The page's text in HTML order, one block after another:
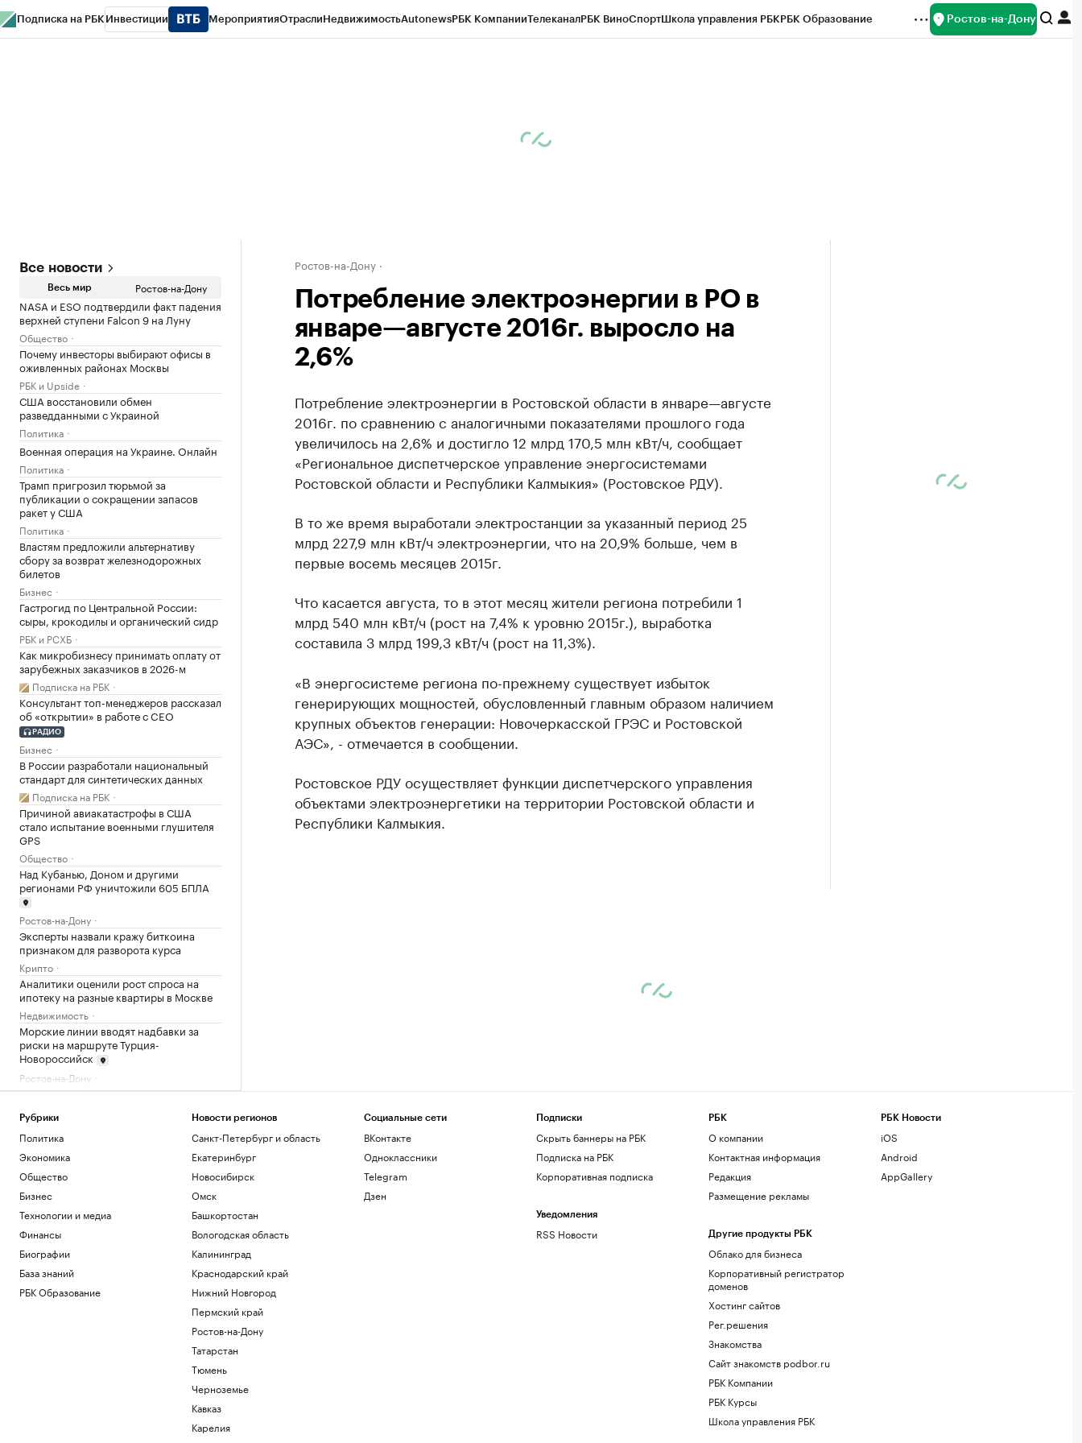
Подписка на РБК Инвестиции МероприятияОтраслиНедвижимостьAutonewsРБК КомпанииТелеканалРБК ВиноСпортШкола управления РБКРБК Образование Ростов-на-Дону
Все новости
Весь мир Ростов-на-Дону
NASA и ESO подтвердили факт падения
верхней ступени Falcon 9 на Луну
Общество
Почему инвесторы выбирают офисы в
оживленных районах Москвы
РБК и Upside
США восстановили обмен
разведданными с Украиной
Политика
Военная операция на Украине. Онлайн
Политика
Трамп пригрозил тюрьмой за
публикации о сокращении запасов
ракет у США
Политика
Властям предложили альтернативу
сбору за возврат железнодорожных
билетов
Бизнес
Гастрогид по Центральной России:
сыры, крокодилы и органический сидр
РБК и РСХБ
Как микробизнесу принимать оплату от
зарубежных заказчиков в 2026-м
Подписка на РБК
Консультант топ-менеджеров рассказал
об «открытии» в работе с CEO
РАДИО
Бизнес
В России разработали национальный
стандарт для синтетических данных
Подписка на РБК
Причиной авиакатастрофы в США
стало испытание военными глушителя
GPS
Общество
Над Кубанью, Доном и другими
регионами РФ уничтожили 605 БПЛА
Ростов-на-Дону
Эксперты назвали кражу биткоина
признаком для разворота курса
Крипто
Аналитики оценили рост спроса на
ипотеку на разные квартиры в Москве
Недвижимость
Морские линии вводят надбавки за
риски на маршруте Турция-
Новороссийск
Ростов-на-Дону
Синоптик пообещал москвичам жару и
Общество
Что известно об атаках БПЛА на
регионы России. Главное к 6 августа
Политика
Эксперты объяснили, как россияне
меняют отношение к обучению в вузах
США
РАДИО
Общество
Силы ПВО за ночь сбили 605
украинских беспилотников над
регионами России
Политика
В Тверской области обломки дрона
повредили фасад объекта Wildberries
Ростов-на-Дону
Потребление электроэнергии в РО в
январе—августе 2016г. выросло на
2,6%
Потребление электроэнергии в Ростовской области в январе—августе
2016г. по сравнению с аналогичными показателями прошлого года
увеличилось на 2,6% и достигло 12 млрд 170,5 млн кВт/ч, сообщает
«Региональное диспетчерское управление энергосистемами
Ростовской области и Республики Калмыкия» (Ростовское РДУ).
В то же время выработали электростанции за указанный период 25
млрд 227,9 млн кВт/ч электроэнергии, что на 20,9% больше, чем в
первые восемь месяцев 2015г.
Что касается августа, то в этот месяц жители региона потребили 1
млрд 540 млн кВт/ч (рост на 7,4% к уровню 2015г.), выработка
составила 3 млрд 199,3 кВт/ч (рост на 11,3%).
«В энергосистеме региона по-прежнему существует избыток
генерирующих мощностей, обусловленный главным образом наличием
крупных объектов генерации: Новочеркасской ГРЭС и Ростовской
АЭС», - отмечается в сообщении.
Ростовское РДУ осуществляет функции диспетчерского управления
объектами электроэнергетики на территории Ростовской области и
Республики Калмыкия.
Рубрики
Политика
Экономика
Общество
Бизнес
Технологии и медиа
Финансы
Биографии
База знаний
РБК Образование
Новости регионов
Санкт-Петербург и область
Екатеринбург
Новосибирск
Омск
Башкортостан
Вологодская область
Калининград
Краснодарский край
Нижний Новгород
Пермский край
Ростов-на-Дону
Татарстан
Тюмень
Черноземье
Кавказ
Карелия
Социальные сети
ВКонтакте
Одноклассники
Telegram
Дзен
Подписки
Скрыть баннеры на РБК
Подписка на РБК
Корпоративная подписка
Уведомления
RSS Новости
РБК
О компании
Контактная информация
Редакция
Размещение рекламы
Другие продукты РБК
Облако для бизнеса
Корпоративный регистратор
доменов
Хостинг сайтов
Рег.решения
Знакомства
Сайт знакомств podbor.ru
РБК Компании
РБК Курсы
Школа управления РБК
РБК Новости
iOS
Android
AppGallery